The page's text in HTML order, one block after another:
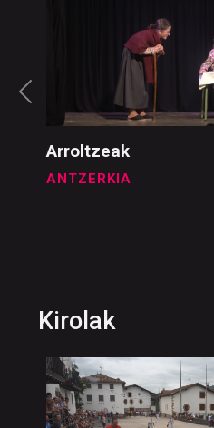
Arroltzeak
ANTZERKIA
Kirolak